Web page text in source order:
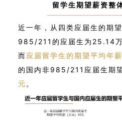
留学生期望薪资整
近一年，从四类应届生的期
985/211的应届生为25.14万
而应届留学生的期望平均年薪
的国内非985/211应届生期
元。